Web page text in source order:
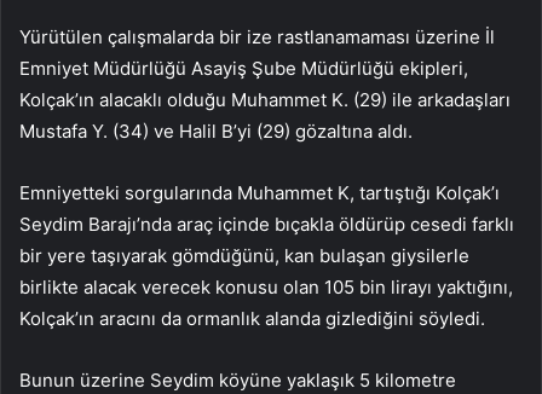
Yürütülen çalışmalarda bir ize rastlanamaması üzerine İl
Emniyet Müdürlüğü Asayiş Şube Müdürlüğü ekipleri,
Kolçak’ın alacaklı olduğu Muhammet K. (29) ile arkadaşları
Mustafa Y. (34) ve Halil B’yi (29) gözaltına aldı.
Emniyetteki sorgularında Muhammet K, tartıştığı Kolçak’ı
Seydim Barajı’nda araç içinde bıçakla öldürüp cesedi farklı
bir yere taşıyarak gömdüğünü, kan bulaşan giysilerle
birlikte alacak verecek konusu olan 105 bin lirayı yaktığını,
Kolçak’ın aracını da ormanlık alanda gizlediğini söyledi.
Bunun üzerine Seydim köyüne yaklaşık 5 kilometre